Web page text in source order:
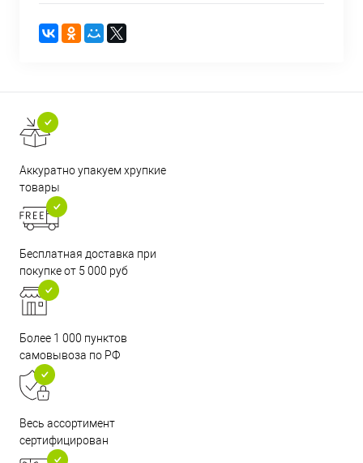
Аккуратно упакуем хрупкие
товары
Бесплатная доставка при
покупке от 5 000 руб
Более 1 000 пунктов
самовывоза по РФ
Весь ассортимент
сертифицирован